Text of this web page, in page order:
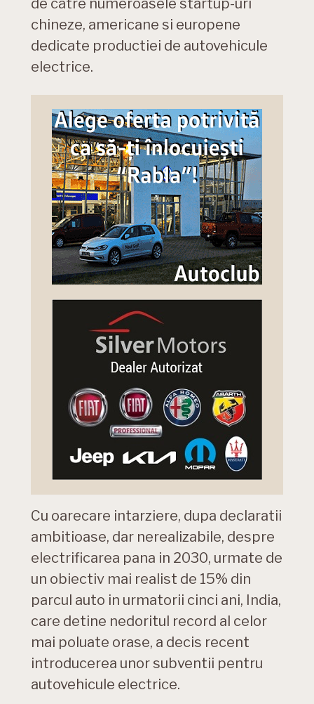
chineze, americane si europene
dedicate productiei de autovehicule
electrice.
Cu oarecare intarziere, dupa declaratii
ambitioase, dar nerealizabile, despre
electrificarea pana in 2030, urmate de
un obiectiv mai realist de 15% din
parcul auto in urmatorii cinci ani, India,
care detine nedoritul record al celor
mai poluate orase, a decis recent
introducerea unor subventii pentru
autovehicule electrice.